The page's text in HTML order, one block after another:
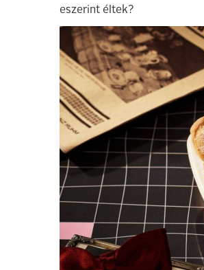
eszerint éltek?